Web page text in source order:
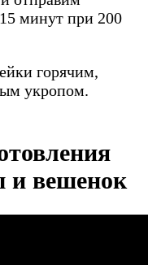
минут при 200
горячим,
укропом.
и вешенок